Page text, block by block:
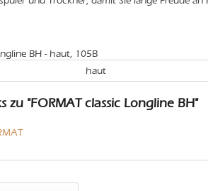
BH - haut, 105B
haut
zu "FORMAT classic Longline BH"